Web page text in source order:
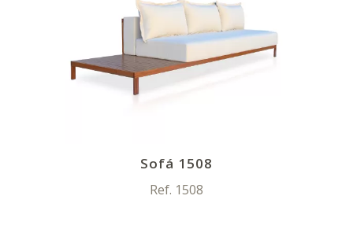
Sofá 1508
Ref. 1508